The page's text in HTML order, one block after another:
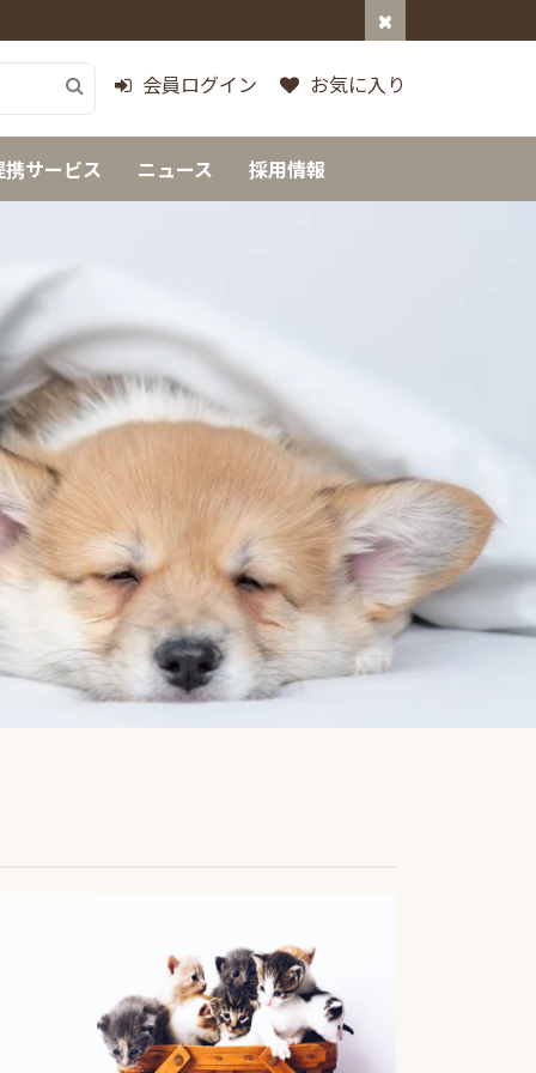
会員ログイン お気に入り
携サービス ニュース 採用情報